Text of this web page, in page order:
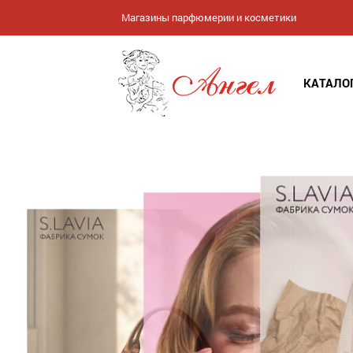
Магазины парфюмерии и косметики